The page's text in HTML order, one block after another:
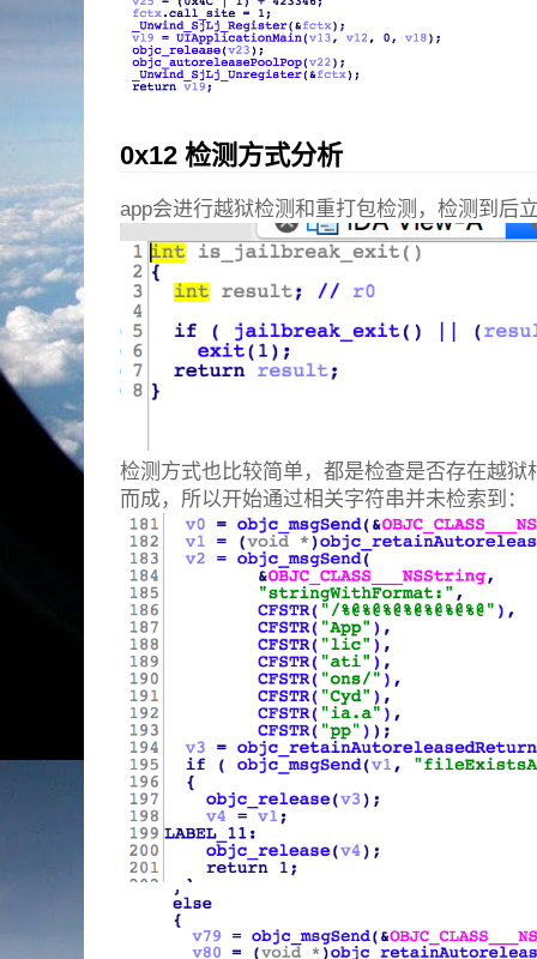
0x12 检测方式分析
app会进行越狱检测和重打包检测，检测到后
检测方式也比较简单，都是检查是否存在越
而成，所以开始通过相关字符串并未检索到：